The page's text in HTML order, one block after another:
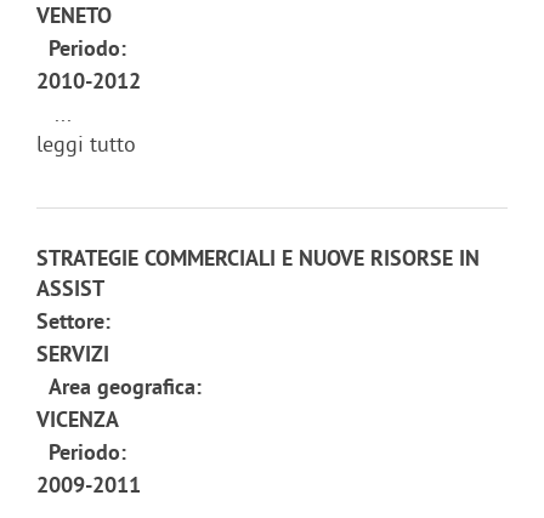
VENETO
Periodo:
2010-2012
...
leggi tutto
STRATEGIE COMMERCIALI E NUOVE RISORSE IN
ASSIST
Settore:
SERVIZI
Area geografica:
VICENZA
Periodo:
2009-2011